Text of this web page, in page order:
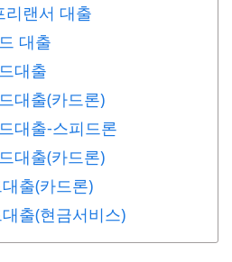
리랜서 대출
대출
대출
대출(카드론)
대출-스피드론
대출(카드론)
출(카드론)
출(현금서비스)